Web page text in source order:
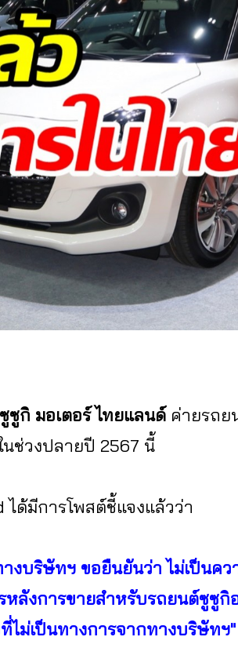
ซูซูกิ มอเตอร์ ไทยแลนด์ ค่ายรถย
ช่วงปลายปี 2567 นี้
ด้มีการโพสต์ชี้แจงแล้วว่า
งบริษัทฯ ขอยืนยันว่า ไม่เป็นคว
ลังการขายสำหรับรถยนต์ซูซูกิ
ไม่เป็นทางการจากทางบริษัทฯ"